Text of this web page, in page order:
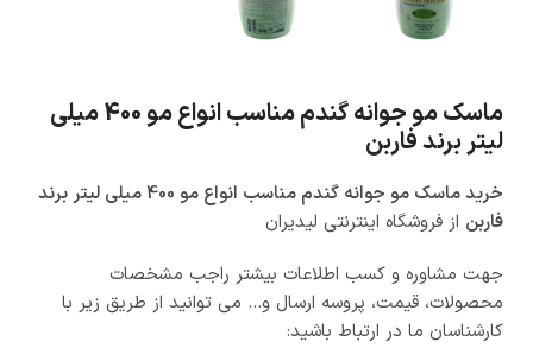
ماسک مو جوانه گندم مناسب انواع مو 400 میلی
لیتر برند فاربن
خرید ماسک مو جوانه گندم مناسب انواع مو 400 میلی لیتر برند
فاربن از فروشگاه اینترنتی لیدیران
جهت مشاوره و کسب اطلاعات بیشتر راجب مشخصات
محصولات، قیمت، پروسه ارسال و… می توانید از طریق زیر با
کارشناسان ما در ارتباط باشید: